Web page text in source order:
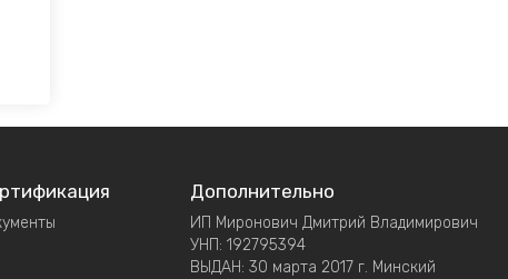
Дополнительно
ИП Миронович Дмитрий Владимирович
УНП: 192795394
ВЫДАН: 30 марта 2017 г. Минский